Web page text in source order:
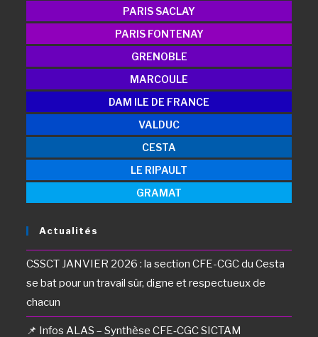
PARIS SACLAY
PARIS FONTENAY
GRENOBLE
MARCOULE
DAM ILE DE FRANCE
VALDUC
CESTA
LE RIPAULT
GRAMAT
Actualités
CSSCT JANVIER 2026 : la section CFE-CGC du Cesta
se bat pour un travail sûr, digne et respectueux de
chacun
📌 Infos ALAS – Synthèse CFE‑CGC SICTAM